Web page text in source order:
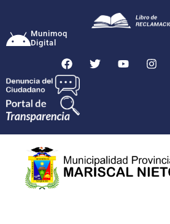
Munimoq
Digital